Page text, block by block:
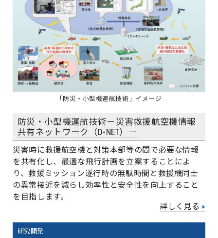
「防災・小型機運航技術」イメージ
防災・小型機運航技術－災害救援航空機情報
共有ネットワーク（D-NET）－
災害時に救援航空機と対策本部等の間で必要な情報
を共有化し、最適な飛行計画を立案することによ
り、救援ミッション遂行時の無駄時間と救援機同士
の異常接近を減らし効率性と安全性を向上すること
を目指します。
詳しく見る
研究開発